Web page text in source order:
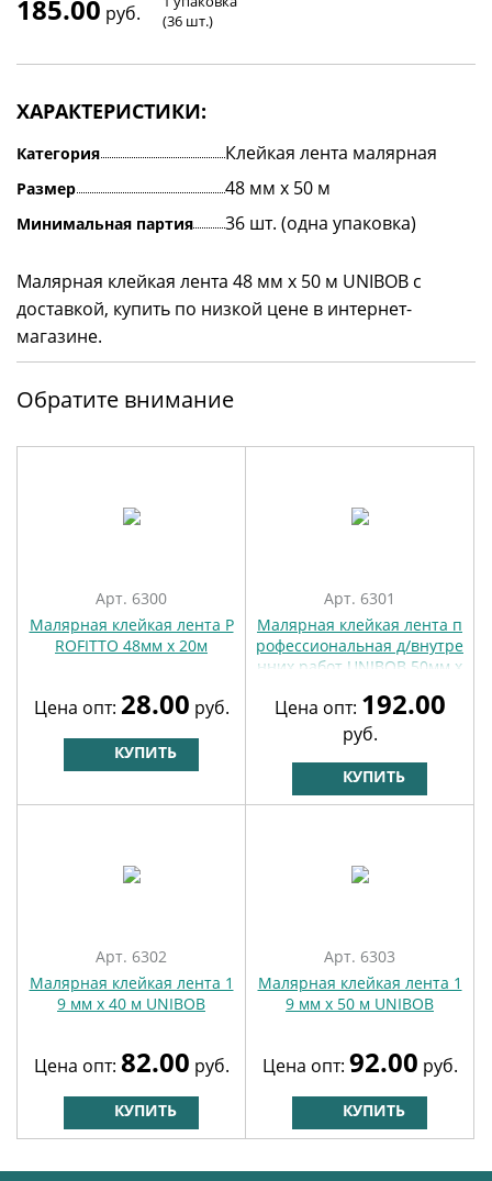
185.00 руб.
(36 шт.)
ХАРАКТЕРИСТИКИ:
Категория Клейкая лента малярная
Размер 48 мм х 50 м
Минимальная партия 36 шт. (одна упаковка)
Малярная клейкая лента 48 мм х 50 м UNIBOB с
доставкой, купить по низкой цене в интернет-
магазине.
Обратите внимание
Арт. 6300
Малярная клейкая лента P
ROFITTO 48мм х 20м
Цена опт: 28.00 руб.
КУПИТЬ
Арт. 6301
Малярная клейкая лента п
рофессиональная д/внутре
нних работ UNIBOB 50мм х
Цена опт: 192.00
руб.
КУПИТЬ
Арт. 6302
Малярная клейкая лента 1
9 мм х 40 м UNIBOB
Цена опт: 82.00 руб.
КУПИТЬ
Арт. 6303
Малярная клейкая лента 1
9 мм х 50 м UNIBOB
Цена опт: 92.00 руб.
КУПИТЬ